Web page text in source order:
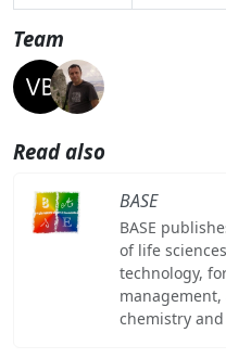
Team
Read also
BASE
BASE
of life
technology,
chemistry